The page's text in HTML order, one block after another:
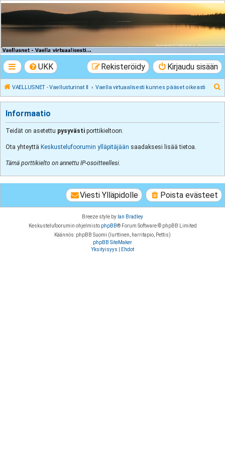
VAELLUSNET -
Vaellusturinat II
UKK Kirjaudu sisään
Rekisteröidy
VAELLUSNET - Vaellusturinat II Vaella virtuaalisesti kunnes pääset oikeasti
Informaatio
Teidät on asetettu pysyvästi porttikieltoon.
Ota yhteyttä Keskustelufoorumin ylläpitäjään saadaksesi lisää tietoa.
Tämä porttikielto on annettu IP-osoitteellesi.
Poista evästeet
Viesti Ylläpidolle
Breeze style by Ian Bradley
Keskustelufoorumin ohjelmisto phpBB® Forum Software © phpBB Limited
Käännös: phpBB Suomi (lurttinen, harritapio, Pettis)
phpBB SiteMaker
Yksityisyys
Ehdot